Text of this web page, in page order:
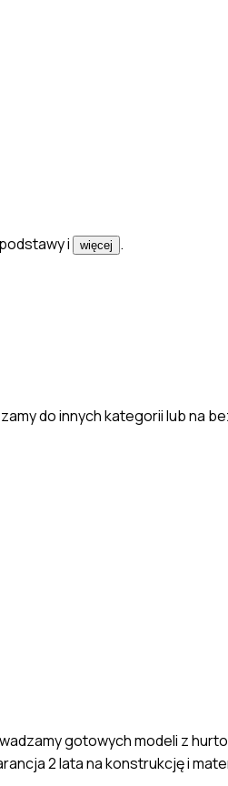
i więcej .
do innych kategorii lub na
gotowych modeli z
2 lata na konstrukcję i